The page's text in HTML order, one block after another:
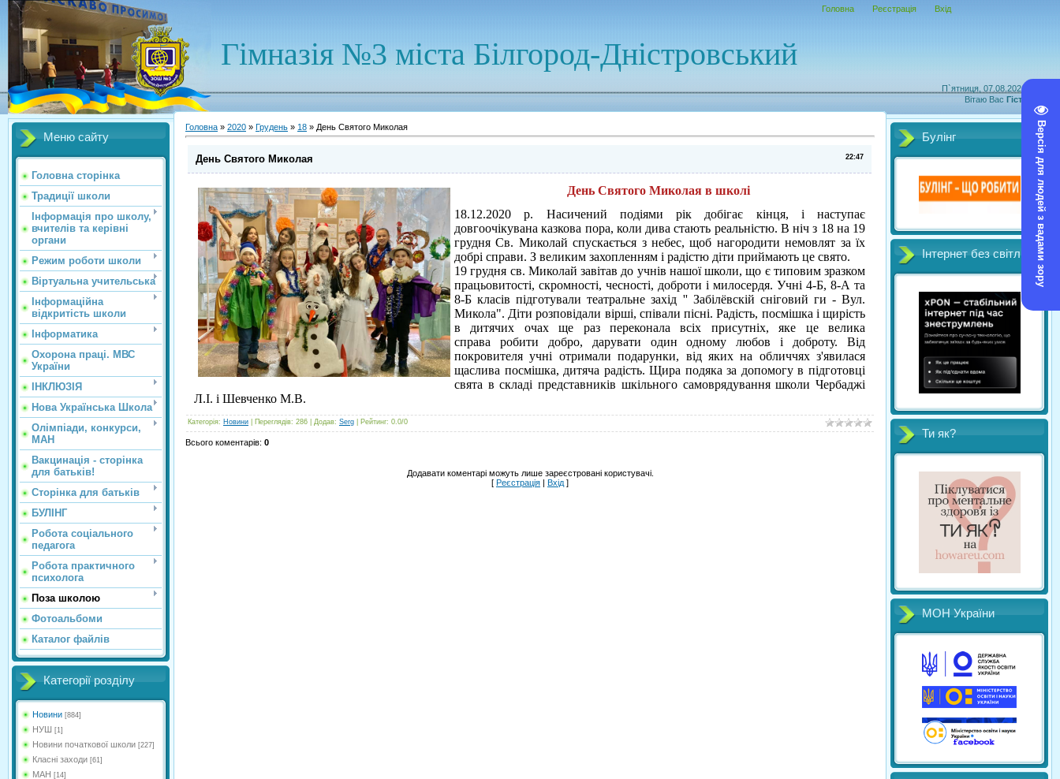
Версія для людей з вадами зору
П`ятниця, 07.08.2026, 19:44
Вітаю Вас Гість
Гімназія №3 міста Білгород-Дністровський
Головна Реєстрація Вхід
Меню сайту
Головна сторінка
Традиції школи
Інформація про школу,
вчителів та керівні
органи
Режим роботи школи
Віртуальна учительська
Інформаційна
відкритість школи
Інформатика
Охорона праці. МВС
України
ІНКЛЮЗІЯ
Нова Українська Школа
Олімпіади, конкурси,
МАН
Вакцинація - сторінка
для батьків!
Сторінка для батьків
БУЛІНГ
Робота соціального
педагога
Робота практичного
психолога
Поза школою
Фотоальбоми
Каталог файлів
Категорії розділу
Новини [884]
НУШ [1]
Новини початкової школи [227]
Класні заходи [61]
МАН [14]
Головна » 2020 » Грудень » 18 » День Святого Миколая
22:47
День Святого Миколая
День Святого Миколая в школі
18.12.2020 р. Насичений подіями рік добігає кінця, і наступає
довгоочікувана казкова пора, коли дива стають реальністю. В ніч з 18 на 19
грудня Св. Миколай спускається з небес, щоб нагородити немовлят за їх
добрі справи. З великим захопленням і радістю діти приймають це свято.
19 грудня св. Миколай завітав до учнів нашої школи, що є типовим зразком
працьовитості, скромності, чесності, доброти і милосердя. Учні 4-Б, 8-А та
8-Б класів підготували театральне захід '' Забілёвскій сніговий ги - Вул.
Микола". Діти розповідали вірші, співали пісні. Радість, посмішка і щирість
в дитячих очах ще раз переконала всіх присутніх, яке це велика
справа робити добро, дарувати один одному любов і доброту. Від
покровителя учні отримали подарунки, від яких на обличчях з'явилася
щаслива посмішка, дитяча радість. Щира подяка за допомогу в підготовці
свята в складі представників шкільного самоврядування школи Чербаджі
Л.І. і Шевченко М.В.
Категорія: Новини Переглядів: 286 | Додав: Serg Рейтинг: 0.0/0
Всього коментарів: 0
Додавати коментарі можуть лише зареєстровані користувачі.
[ Реєстрація | Вхід ]
Булінг
Інтернет без світл
Ти як?
МОН України